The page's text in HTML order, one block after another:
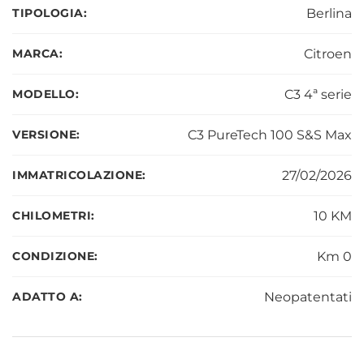
TIPOLOGIA: Berlina
MARCA: Citroen
MODELLO: C3 4ª serie
VERSIONE: C3 PureTech 100 S&S Max
IMMATRICOLAZIONE: 27/02/2026
CHILOMETRI: 10 KM
CONDIZIONE: Km 0
ADATTO A: Neopatentati